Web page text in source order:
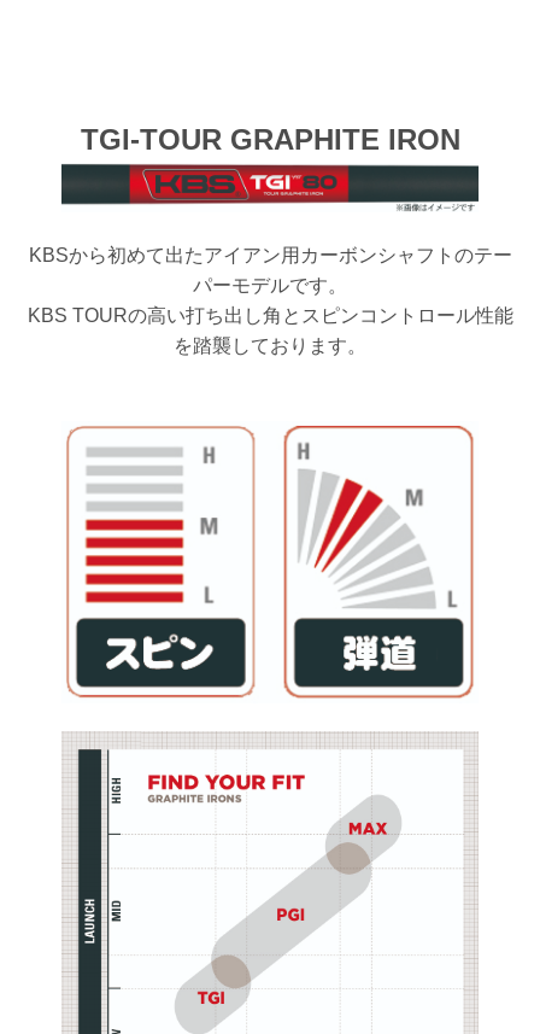
TGI-TOUR GRAPHITE IRON
KBSから初めて出たアイアン用カーボンシャフトのテー
パーモデルです。
KBS TOURの高い打ち出し角とスピンコントロール性能
を踏襲しております。